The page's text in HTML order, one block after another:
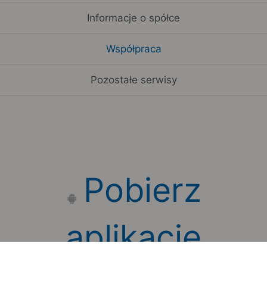
Informacje o spółce
Współpraca
Pozostałe serwisy
Pobierz
aplikację